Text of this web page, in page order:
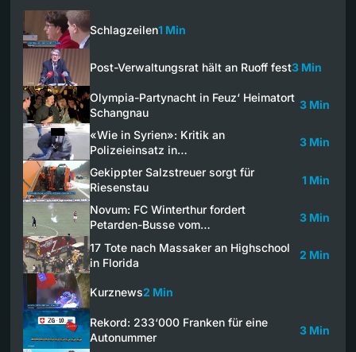
Schlagzeilen1 Min
Post-Verwaltungsrat hält an Ruoff fest3 Min
Olympia-Partynacht in Feuz‘ Heimatort
Schangnau
3 Min
«Wie in Syrien»: Kritik an
Polizeieinsatz in…
3 Min
Gekippter Salzstreuer sorgt für
Riesenstau
1 Min
Novum: FC Winterthur fordert
Petarden-Busse vom…
3 Min
17 Tote nach Massaker an Highschool
in Florida
2 Min
Kurznews2 Min
Rekord: 233‘000 Franken für eine
Autonummer
3 Min